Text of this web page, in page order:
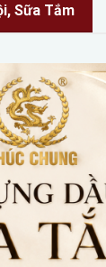
Sữa Tắm